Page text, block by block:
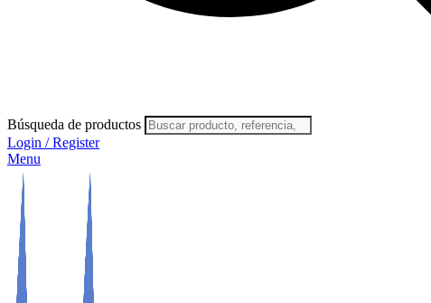
Búsqueda de productos
Login / Register
Menu